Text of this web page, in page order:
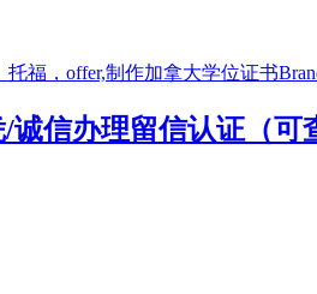
诚信办理留信认证（可